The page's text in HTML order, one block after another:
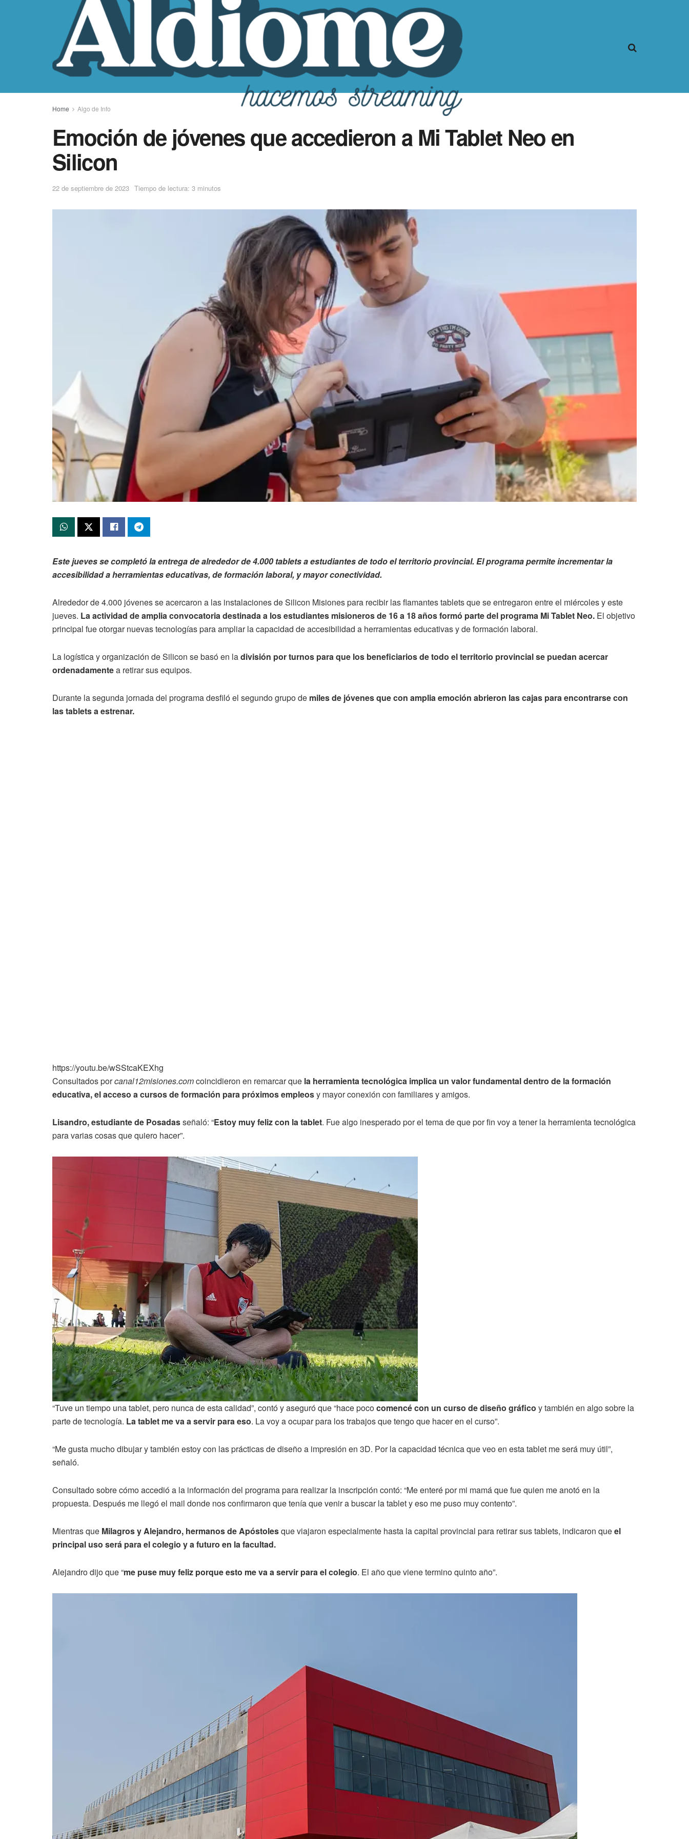
Home Algo de Info
Emoción de jóvenes que accedieron a Mi Tablet Neo en
Silicon
22 de septiembre de 2023 Tiempo de lectura: 3 minutos
Este jueves se completó la entrega de alrededor de 4.000 tablets a estudiantes de todo el territorio provincial. El programa permite incrementar la
accesibilidad a herramientas educativas, de formación laboral, y mayor conectividad.
Alrededor de 4.000 jóvenes se acercaron a las instalaciones de Silicon Misiones para recibir las flamantes tablets que se entregaron entre el miércoles y este
jueves. La actividad de amplia convocatoria destinada a los estudiantes misioneros de 16 a 18 años formó parte del programa Mi Tablet Neo. El objetivo
principal fue otorgar nuevas tecnologías para ampliar la capacidad de accesibilidad a herramientas educativas y de formación laboral.
La logística y organización de Silicon se basó en ladivisión por turnos para que los beneficiarios de todo el territorio provincial se puedan acercar
ordenadamentea retirar sus equipos.
Durante la segunda jornada del programa desfiló el segundo grupo de miles de jóvenes que con amplia emoción abrieron las cajas para encontrarse con
las tablets a estrenar.
https://youtu.be/wSStcaKEXhg
Consultados porcanal12misiones.comcoincidieron en remarcar que la herramienta tecnológica implica un valor fundamental dentro de la formación
educativa, el acceso a cursos de formación para próximos empleosy mayor conexión con familiares y amigos.
Lisandro, estudiante de Posadasseñaló: “Estoy muy feliz con la tablet. Fue algo inesperado por el tema de que por fin voy a tener la herramienta tecnológica
para varias cosas que quiero hacer”.
“Tuve un tiempo una tablet, pero nunca de esta calidad”, contó y aseguró que “hace pococomencé con un curso de diseño gráfico y también en algo sobre la
parte de tecnología. La tablet me va a servir para eso. La voy a ocupar para los trabajos que tengo que hacer en el curso”.
“Me gusta mucho dibujar y también estoy con las prácticas de diseño a impresión en 3D. Por la capacidad técnica que veo en esta tablet me será muy útil”,
señaló.
Consultado sobre cómo accedió a la información del programa para realizar la inscripción contó: “Me enteré por mi mamá que fue quien me anotó en la
propuesta. Después me llegó el mail donde nos confirmaron que tenía que venir a buscar la tablet y eso me puso muy contento”.
Mientras que Milagros y Alejandro, hermanos de Apóstolesque viajaron especialmente hasta la capital provincial para retirar sus tablets, indicaron queel
principal uso será para el colegio y a futuro en la facultad.
Alejandro dijo que “me puse muy feliz porque esto me va a servir para el colegio. El año que viene termino quinto año”.